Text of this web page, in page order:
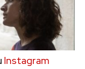
Instagram